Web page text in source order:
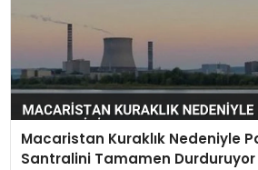
Macaristan Kuraklık Nedeniyle
Santralini Tamamen Durduruyor